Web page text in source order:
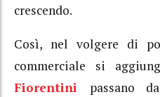
crescendo.
Così, nel volgere di
commerciale si
Fiorentini
passano